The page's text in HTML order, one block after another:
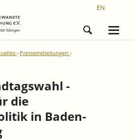
EN
Pressemitteilungen
-
die
in Baden‐